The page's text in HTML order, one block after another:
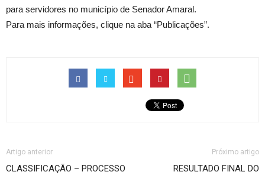
para servidores no município de Senador Amaral.
Para mais informações, clique na aba “Publicações”.
Artigo anterior
CLASSIFICAÇÃO – PROCESSO
Próximo artigo
RESULTADO FINAL DO